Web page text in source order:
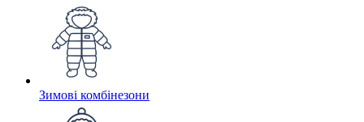
Зимові комбінезони